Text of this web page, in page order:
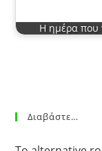
Η ημέρα που
Διαβάστε…